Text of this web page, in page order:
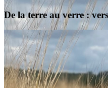
De la terre au verre :